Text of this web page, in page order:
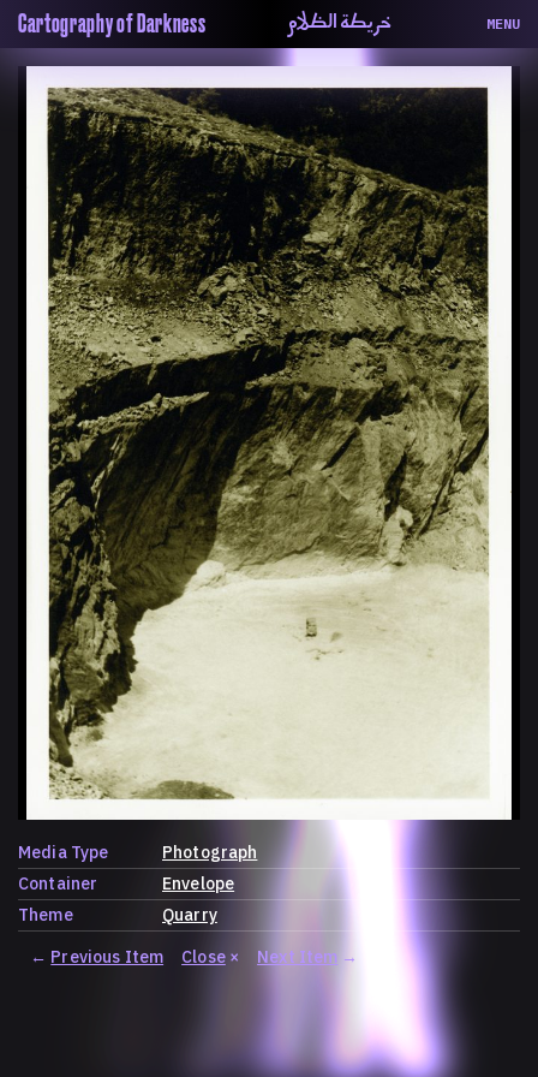
Cartography of Darkness خريطة الظلام MENU
Periodical
السلسة
Repository
Contributors
المساهمين
Colophon
التختيم
Media Type
Photograph
Container
Envelope
Theme
Quarry
← Previous Item Close× Next Item →